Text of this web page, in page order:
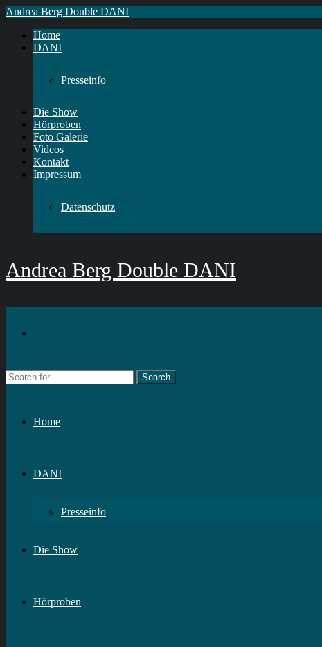
Andrea Berg Double DANI
Home
DANI
Presseinfo
Die Show
Hörproben
Foto Galerie
Videos
Kontakt
Impressum
Datenschutz
Andrea Berg Double DANI
Home
DANI
Presseinfo
Die Show
Hörproben